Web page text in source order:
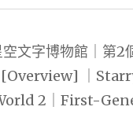
空文字博物館｜第2
[Overview] ｜
2｜First-